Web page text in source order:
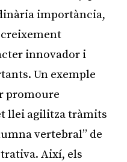
importància,
innovador i
Un exemple
promoure
llei agilitza tràmits
vertebral” de
Així, els